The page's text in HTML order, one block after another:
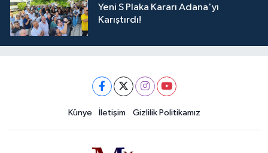
Yeni S Plaka Kararı Adana'yı
Karıştırdı!
Künye İletişim Gizlilik Politikamız